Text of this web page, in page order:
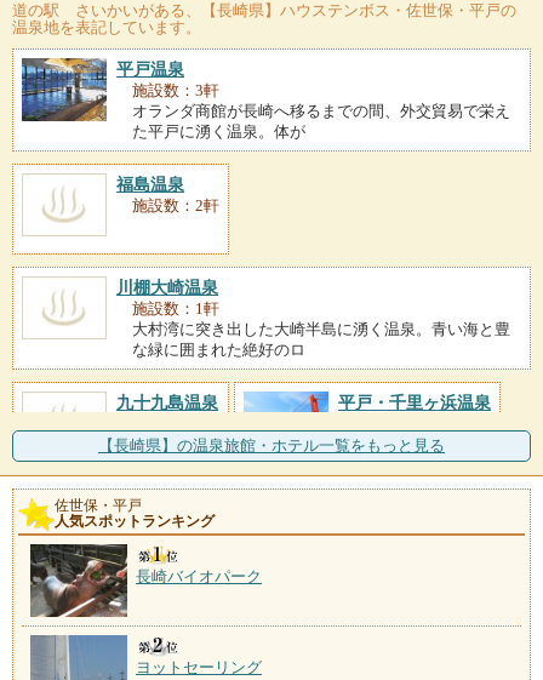
道の駅 さいかいがある、【長崎県】ハウステンボス・佐世保・平戸の
温泉地を表記しています。
平戸温泉
施設数：3軒
オランダ商館が長崎へ移るまでの間、外交貿易で栄え
た平戸に湧く温泉。体が
福島温泉
施設数：2軒
川棚大崎温泉
施設数：1軒
大村湾に突き出した大崎半島に湧く温泉。青い海と豊
な緑に囲まれた絶好のロ
九十九島温泉 平戸・千里ヶ浜温泉
【長崎県】の温泉旅館・ホテル一覧をもっと見る
佐世保・平戸
人気スポットランキング
長崎バイオパーク
ヨットセーリング